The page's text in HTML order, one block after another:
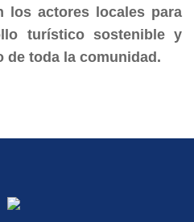
los actores locales para
turístico sostenible y
de toda la comunidad.